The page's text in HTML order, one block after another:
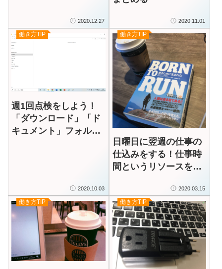
2020.12.27 2020.11.01
働き方TIP
週1回点検をしよう！
「ダウンロード」「ド
キュメント」フォルダ
2020.10.03
働き方TIP
日曜日に翌週の仕事の
仕込みをする！仕事時
間というリソースを適
2020.03.15
働き方TIP 働き方TIP